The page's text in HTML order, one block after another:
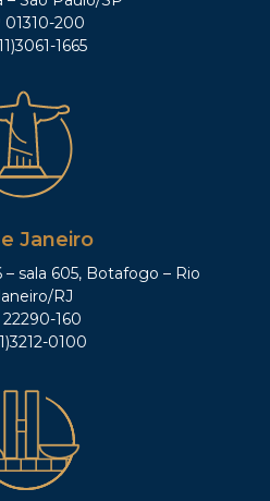
01310-200
1665
Janeiro
– sala 605, Botafogo – Rio
RJ
22290-160
0100